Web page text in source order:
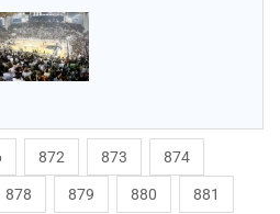
872 873 874
878 879 880 881